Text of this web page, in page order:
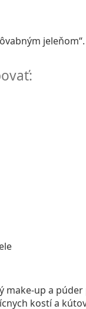
jeleňom“.
make-up a
kostí a